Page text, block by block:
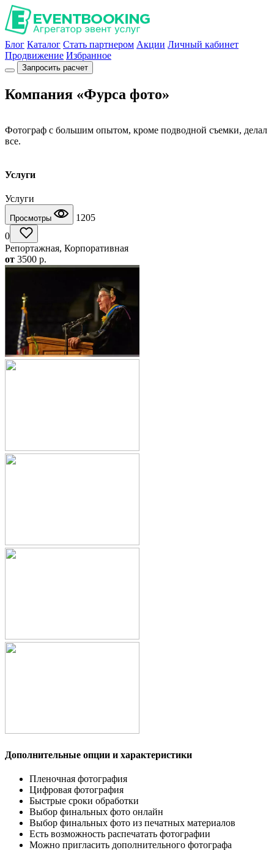
Блог Каталог Стать партнером Акции Личный кабинет
Продвижение Избранное
Запросить расчет
Компания «Фурса фото»
Фотограф с большим опытом, кроме подводной съемки, делал
все.
Услуги
Услуги
Просмотры
1205
0
Репортажная, Корпоративная
от 3500 p.
Дополнительные опции и характеристики
Пленочная фотография
Цифровая фотография
Быстрые сроки обработки
Выбор финальных фото онлайн
Выбор финальных фото из печатных материалов
Есть возможность распечатать фотографии
Можно пригласить дополнительного фотографа